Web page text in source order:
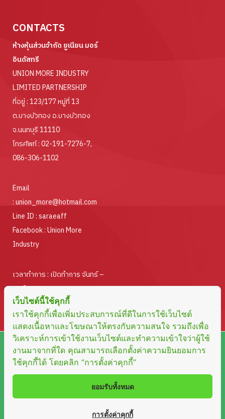
CONTACTS
ห้างหุ้นส่วนจำกัด ยูเนียน มอร์
อินดัสทรี
UNION MORE INDUSTRY
LIMITED PARTNERSHIP
ที่อยู่ : 123/177 หมู่ที่ 13
ต.บางบัวทอง อ.บางบัวทอง
จ.นนทบุรี 11110
โทรศัพท์ :02-191-7276-7,
086-306-1102
Email
:union_more@hotmail.com
Line ID :saraeaff
Facebook :Union More
Industry
เวลาทำการ : เปิดทำการ จันทร์ –
ศุกร์
ตั้งแต่เวลา 08.30 – 17.00 น.
Copyright © 2023 UNION MORE INDUSTRY LIMITED
PARTNERSHIP. All rights reserved Design by
เว็บไซต์นี้ใช้คุกกี้
เราใช้คุกกี้เพื่อเพิ่มประสบการณ์ที่ดีในการใช้เว็บไซต์
แสดงเนื้อหาและโฆษณาให้ตรงกับความสนใจ รวมถึงเพื่อ
วิเคราะห์การเข้าใช้งานเว็บไซต์และทำความเข้าใจว่าผู้ใช้
งานมาจากที่ใด คุณสามารถเลือกตั้งค่าความยินยอมการ
ใช้คุกกี้ได้ โดยคลิก “การตั้งค่าคุกกี้”
ยอมรับทั้งหมด
การตั้งค่าคุกกี้